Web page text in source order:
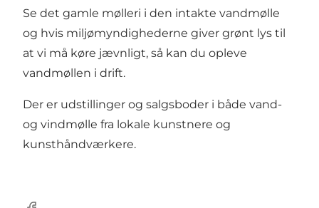
Se det gamle mølleri i den intakte vandmølle
og hvis miljømyndighederne giver grønt lys til
at vi må køre jævnligt, så kan du opleve
vandmøllen i drift.
Der er udstillinger og salgsboder i både vand-
og vindmølle fra lokale kunstnere og
kunsthåndværkere.